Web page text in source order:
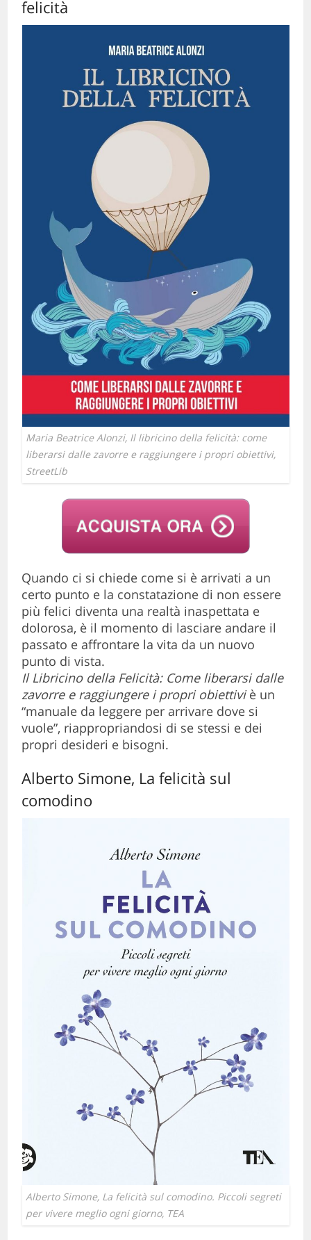
felicità
Maria Beatrice Alonzi, Il libricino della felicità: come
liberarsi dalle zavorre e raggiungere i propri obiettivi,
StreetLib
Quando ci si chiede come si è arrivati a un
certo punto e la constatazione di non essere
più felici diventa una realtà inaspettata e
dolorosa, è il momento di lasciare andare il
passato e affrontare la vita da un nuovo
punto di vista.
Il Libricino della Felicità: Come liberarsi dalle
zavorre e raggiungere i propri obiettiviè un
“manuale da leggere per arrivare dove si
vuole”, riappropriandosi di se stessi e dei
propri desideri e bisogni.
Alberto Simone, La felicità sul
comodino
Alberto Simone, La felicità sul comodino. Piccoli segreti
per vivere meglio ogni giorno, TEA